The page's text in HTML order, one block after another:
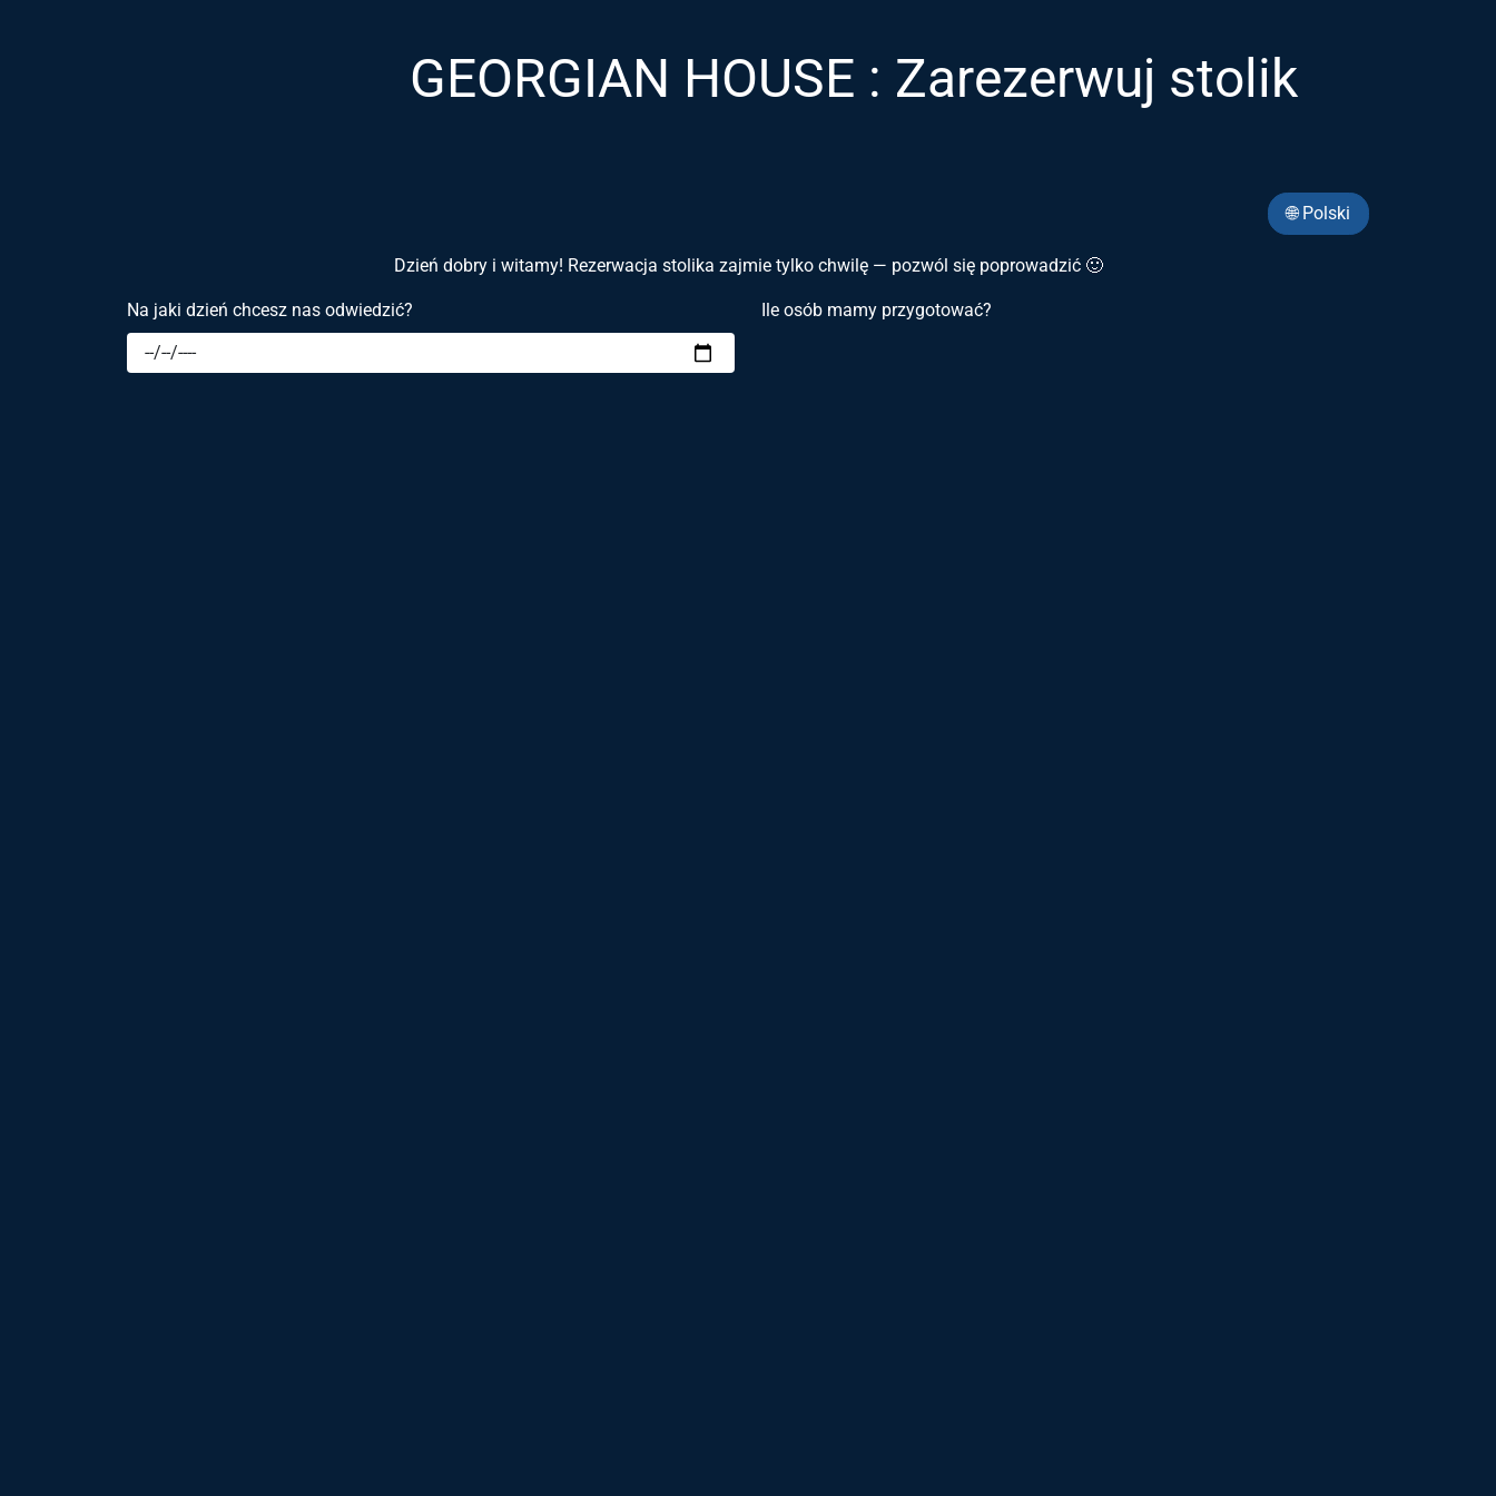
GEORGIAN HOUSE : Zarezerwuj stolik
🌐 Polski
Dzień dobry i witamy! Rezerwacja stolika zajmie tylko chwilę — pozwól się poprowadzić 🙂
Na jaki dzień chcesz nas odwiedzić? Ile osób mamy przygotować?